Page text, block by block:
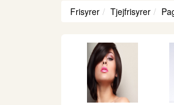
Frisyrer Tjejfrisyrer